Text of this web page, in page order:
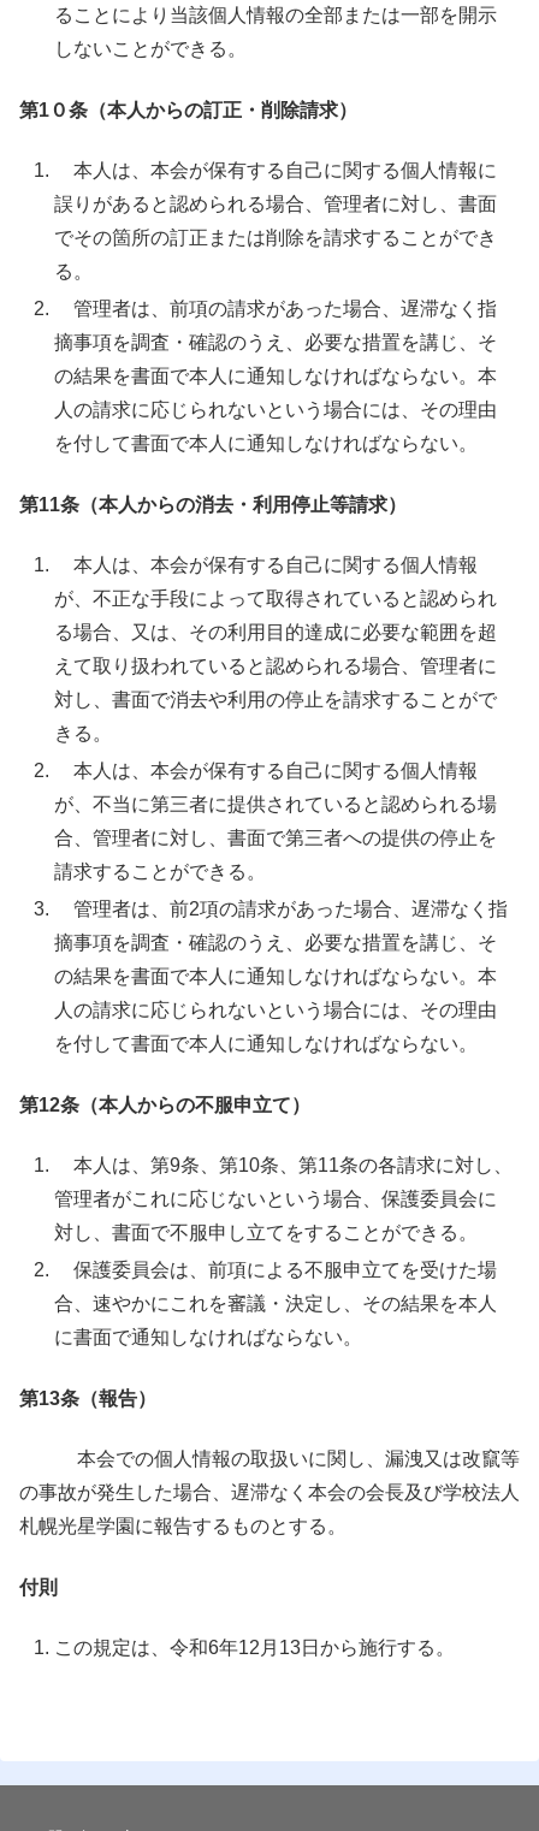
ることにより当該個人情報の全部または一部を開示
しないことができる。
第1０条（本人からの訂正・削除請求）
本人は、本会が保有する自己に関する個人情報に
誤りがあると認められる場合、管理者に対し、書面
でその箇所の訂正または削除を請求することができ
る。
管理者は、前項の請求があった場合、遅滞なく指
摘事項を調査・確認のうえ、必要な措置を講じ、そ
の結果を書面で本人に通知しなければならない。本
人の請求に応じられないという場合には、その理由
を付して書面で本人に通知しなければならない。
第11条（本人からの消去・利用停止等請求）
本人は、本会が保有する自己に関する個人情報
が、不正な手段によって取得されていると認められ
る場合、又は、その利用目的達成に必要な範囲を超
えて取り扱われていると認められる場合、管理者に
対し、書面で消去や利用の停止を請求することがで
きる。
本人は、本会が保有する自己に関する個人情報
が、不当に第三者に提供されていると認められる場
合、管理者に対し、書面で第三者への提供の停止を
請求することができる。
管理者は、前2項の請求があった場合、遅滞なく指
摘事項を調査・確認のうえ、必要な措置を講じ、そ
の結果を書面で本人に通知しなければならない。本
人の請求に応じられないという場合には、その理由
を付して書面で本人に通知しなければならない。
第12条（本人からの不服申立て）
本人は、第9条、第10条、第11条の各請求に対し、
管理者がこれに応じないという場合、保護委員会に
対し、書面で不服申し立てをすることができる。
保護委員会は、前項による不服申立てを受けた場
合、速やかにこれを審議・決定し、その結果を本人
に書面で通知しなければならない。
第13条（報告）
本会での個人情報の取扱いに関し、漏洩又は改竄等
の事故が発生した場合、遅滞なく本会の会長及び学校法人
札幌光星学園に報告するものとする。
付則
この規定は、令和6年12 月 13日から施行する。